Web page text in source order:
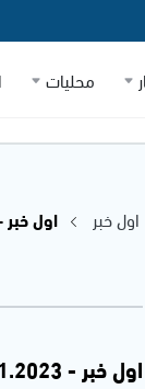
محليات
اول خبر
اول خبر -
اول خبر - 23.01.2023